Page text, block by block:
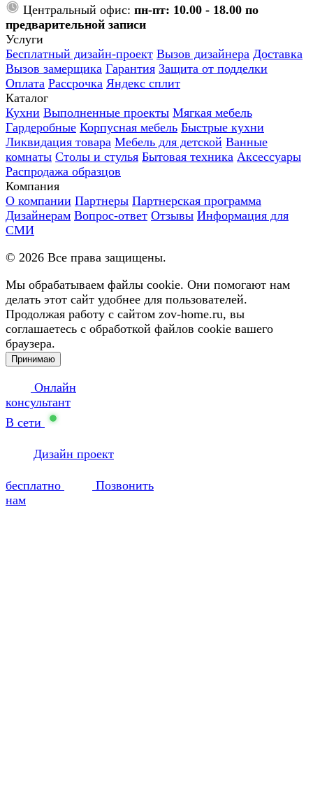
Центральный офис: пн-пт: 10.00 - 18.00 по
предварительной записи
Услуги
Бесплатный дизайн-проект Вызов дизайнера Доставка
Вызов замерщика Гарантия Защита от подделки
Оплата Рассрочка Яндекс сплит
Каталог
Кухни Выполненные проекты Мягкая мебель
Гардеробные Корпусная мебель Быстрые кухни
Ликвидация товара Мебель для детской Ванные
комнаты Столы и стулья Бытовая техника Аксессуары
Распродажа образцов
Компания
О компании Партнеры Партнерская программа
Дизайнерам Вопрос-ответ Отзывы Информация для
СМИ
© 2026 Все права защищены.
Мы обрабатываем файлы cookie. Они помогают нам
делать этот сайт удобнее для пользователей.
Продолжая работу с сайтом zov-home.ru, вы
соглашаетесь с обработкой файлов cookie вашего
браузера.
Принимаю
Онлайн
консультант
В сети
Дизайн проект
бесплатно
Позвонить
нам